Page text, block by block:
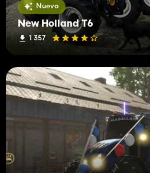
Nuevo
New Holland T6
1 357